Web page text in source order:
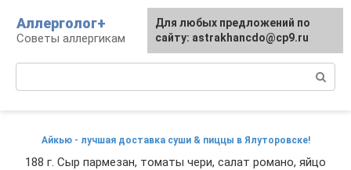
контенту
Аллерголог+
Советы аллергикам
Айкью - лучшая доставка суши & пиццы в Ялуторовске!
188 г. Сыр пармезан, томаты чери, салат романо, яйцо
Для любых предложений по
сайту: astrakhancdo@cp9.ru